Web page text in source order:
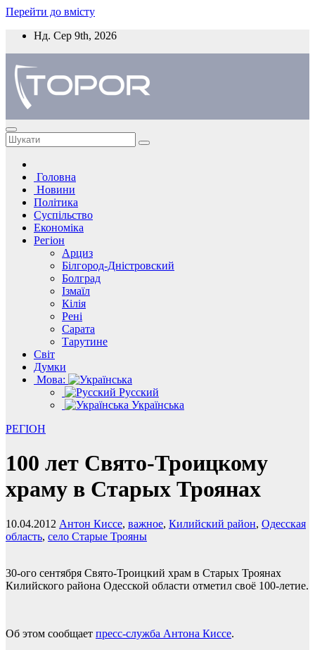
Перейти до вмісту
Нд. Сер 9th, 2026
Головна
Новини
Політика
Суспільство
Економіка
Регіон
Арциз
Білгород-Дністровский
Болград
Ізмаїл
Кілія
Рені
Сарата
Тарутине
Світ
Думки
Мова:
Русский
Українська
РЕГІОН
100 лет Свято-Троицкому
храму в Старых Троянах
10.04.2012 Антон Киссе, важное, Килийский район, Одесская
область, село Старые Трояны
30-ого сентября Свято-Троицкий храм в Старых Троянах
Килийского района Одесской области отметил своё 100-летие.
Об этом сообщает пресс-служба Антона Киссе.